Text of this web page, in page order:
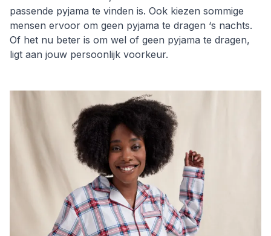
passende pyjama te vinden is. Ook kiezen sommige
mensen ervoor om geen pyjama te dragen ‘s nachts.
Of het nu beter is om wel of geen pyjama te dragen,
ligt aan jouw persoonlijk voorkeur.